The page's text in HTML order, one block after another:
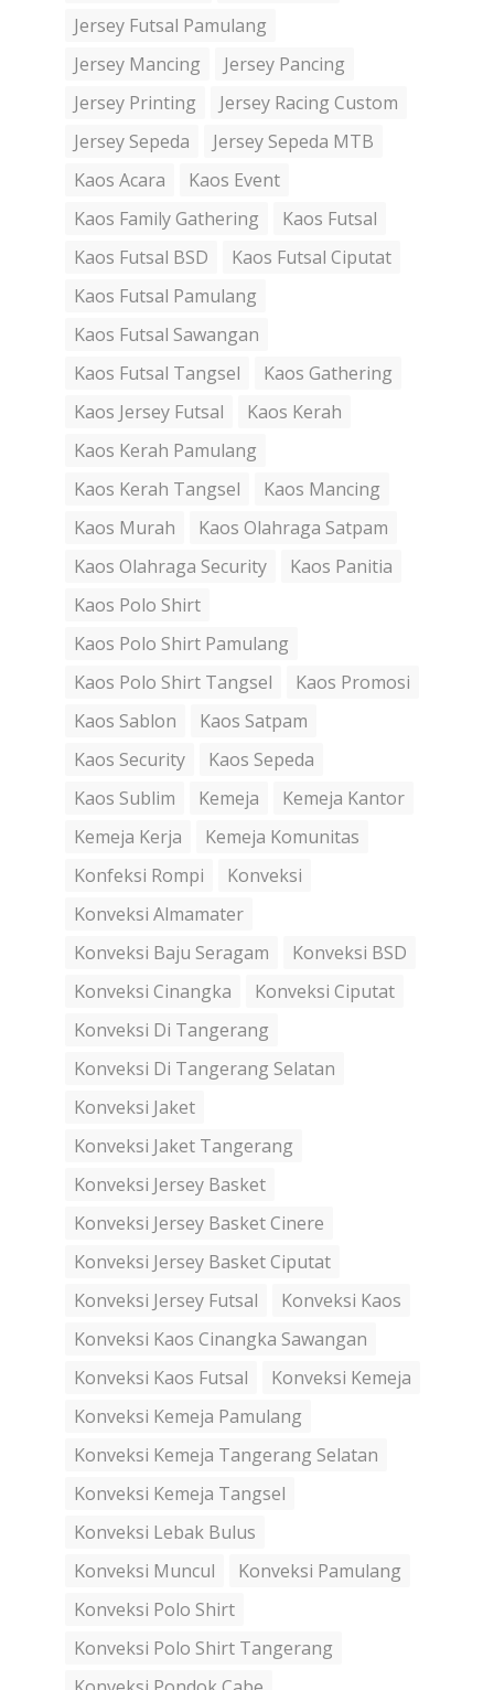
Jersey Futsal Pamulang
Jersey Mancing
Jersey Pancing
Jersey Printing
Jersey Racing Custom
Jersey Sepeda
Jersey Sepeda MTB
Kaos Acara
Kaos Event
Kaos Family Gathering
Kaos Futsal
Kaos Futsal BSD
Kaos Futsal Ciputat
Kaos Futsal Pamulang
Kaos Futsal Sawangan
Kaos Futsal Tangsel
Kaos Gathering
Kaos Jersey Futsal
Kaos Kerah
Kaos Kerah Pamulang
Kaos Kerah Tangsel
Kaos Mancing
Kaos Murah
Kaos Olahraga Satpam
Kaos Olahraga Security
Kaos Panitia
Kaos Polo Shirt
Kaos Polo Shirt Pamulang
Kaos Polo Shirt Tangsel
Kaos Promosi
Kaos Sablon
Kaos Satpam
Kaos Security
Kaos Sepeda
Kaos Sublim
Kemeja
Kemeja Kantor
Kemeja Kerja
Kemeja Komunitas
Konfeksi Rompi
Konveksi
Konveksi Almamater
Konveksi Baju Seragam
Konveksi BSD
Konveksi Cinangka
Konveksi Ciputat
Konveksi Di Tangerang
Konveksi Di Tangerang Selatan
Konveksi Jaket
Konveksi Jaket Tangerang
Konveksi Jersey Basket
Konveksi Jersey Basket Cinere
Konveksi Jersey Basket Ciputat
Konveksi Jersey Futsal
Konveksi Kaos
Konveksi Kaos Cinangka Sawangan
Konveksi Kaos Futsal
Konveksi Kemeja
Konveksi Kemeja Pamulang
Konveksi Kemeja Tangerang Selatan
Konveksi Kemeja Tangsel
Konveksi Lebak Bulus
Konveksi Muncul
Konveksi Pamulang
Konveksi Polo Shirt
Konveksi Polo Shirt Tangerang